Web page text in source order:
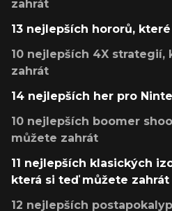
zahrát
13 nejlepších hororů,
10 nejlepších 4X
zahrát
14 nejlepších her pro
10 nejlepších boomer
můžete zahrát
11 nejlepších klasických
která si teď můžete zahrát
12 nejlepších